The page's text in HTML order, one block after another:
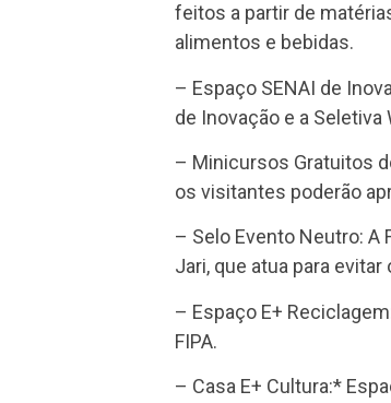
feitos a partir de
alimentos e bebidas.
– Espaço SENAI de
de Inovação e a Seletiva
– Minicursos Gratuitos
os visitantes poderão
– Selo Evento Neutro: A
Jari, que atua para
– Espaço E+
FIPA.
– Casa E+ Cultura:*